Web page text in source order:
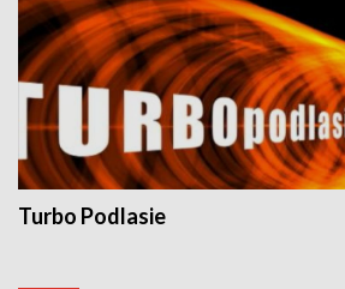
Turbo Podlasie